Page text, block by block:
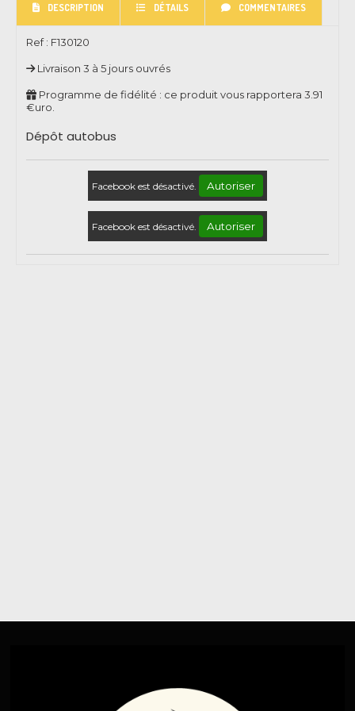
DESCRIPTION DÉTAILS COMMENTAIRES
Ref : F130120
Livraison 3 à 5 jours ouvrés
Programme de fidélité : ce produit vous rapportera 3.91
€uro.
Dépôt autobus
Facebook est désactivé. Autoriser
Facebook est désactivé. Autoriser